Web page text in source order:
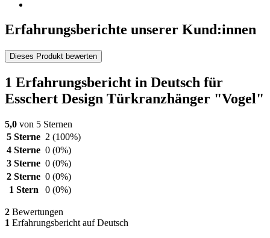
Erfahrungsberichte unserer Kund:innen
Dieses Produkt bewerten
1 Erfahrungsbericht in Deutsch für
Esschert Design Türkranzhänger "Vogel"
5,0 von 5 Sternen
5 Sterne 2 (100%)
4 Sterne 0 (0%)
3 Sterne 0 (0%)
2 Sterne 0 (0%)
1 Stern
0 (0%)
2 Bewertungen
1 Erfahrungsbericht auf Deutsch